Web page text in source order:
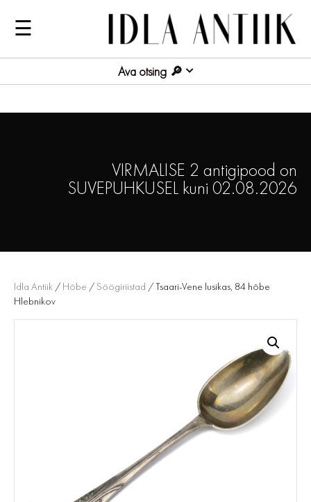
☰
Ava otsing
VIRMALISE 2 antigipood on
SUVEPUHKUSEL kuni 02.08.2026
Idla Antiik / Hõbe / Söögiriistad / Tsaari-Vene lusikas, 84 hõbe
Hlebnikov